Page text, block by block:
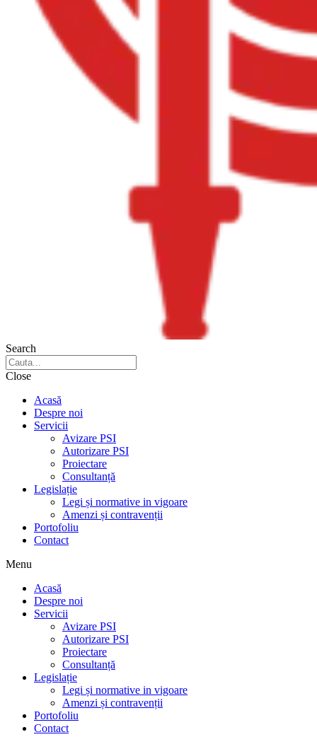
Search
Close
Acasă
Despre noi
Servicii
Avizare PSI
Autorizare PSI
Proiectare
Consultanță
Legislație
Legi și normative in vigoare
Amenzi și contravenții
Portofoliu
Contact
Menu
Acasă
Despre noi
Servicii
Avizare PSI
Autorizare PSI
Proiectare
Consultanță
Legislație
Legi și normative in vigoare
Amenzi și contravenții
Portofoliu
Contact